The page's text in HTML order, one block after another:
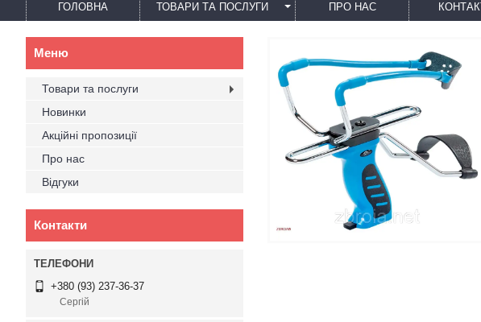
ГОЛОВНА ТОВАРИ ТА ПОСЛУГИ ПРО НАС
Товари та послуги
Новинки
Акційні пропозиції
Про нас
Відгуки
Контакти
+380 (93) 237-36-37
Сергій